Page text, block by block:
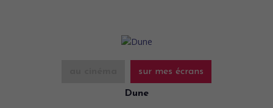
sur mes écrans
Dune